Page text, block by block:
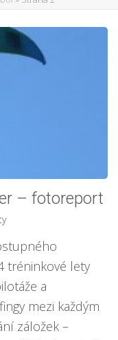
– fotoreport
tréninkové lety
a
mezi každým
záložek –